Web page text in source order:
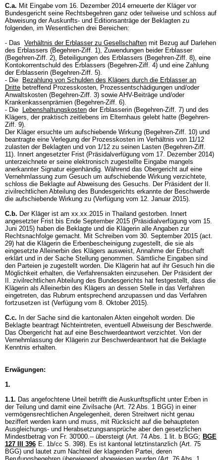
C.a. Mit Eingabe vom 16. Dezember 2014 erneuerte der Kläger vor
Bundesgericht seine Rechtsbegehren ganz oder teilweise und schloss auf
Abweisung der Auskunfts- und Editionsanträge der Beklagten zu
folgenden, im Wesentlichen drei Bereichen:
- Das Verhältnis der Erblasser zu Gesellschaften mit Bezug auf Darlehen
des Erblassers (Begehren-Ziff. 1), Zuwendungen beider Erblasser
(Begehren-Ziff. 2), Beteiligungen des Erblassers (Begehren-Ziff. 8), eine
Kontokorrentschuld des Erblassers (Begehren-Ziff. 4) und eine Zahlung
der Erblasserin (Begehren-Ziff. 5).
- Die
Bezahlung von Schulden des Klägers durch die Erblasser an
Dritte betreffend Prozesskosten, Prozessentschädigungen und/oder
Anwaltskosten (Begehren-Ziff. 3) sowie AHV-Beiträge und/oder
Krankenkassenprämien (Begehren-Ziff. 6).
- Die
Lebenshaltungskosten der Erblasserin (Begehren-Ziff. 7) und des
Klägers, der praktisch zeitlebens im Elternhaus gelebt hatte (Begehren-
Ziff. 9).
Der Kläger ersuchte um aufschiebende Wirkung (Begehren-Ziff. 10) und
beantragte eine Verlegung der Prozesskosten im Verhältnis von 11/12
zulasten der Beklagten und von 1/12 zu seinen Lasten (Begehren-Ziff.
11). Innert angesetzter Frist (Präsidalverfügung vom 17. Dezember 2014)
unterzeichnete er seine elektronisch zugestellte Eingabe mangels
anerkannter Signatur eigenhändig. Während das Obergericht auf eine
Vernehmlassung zum Gesuch um aufschiebende Wirkung verzichtete,
schloss die Beklagte auf Abweisung des Gesuchs. Der Präsident der II.
zivilrechtlichen Abteilung des Bundesgerichts erkannte der Beschwerde
die aufschiebende Wirkung zu (Verfügung vom 12. Januar 2015).
C.b. Der Kläger ist am xx.xx.2015 in Thailand gestorben. Innert
angesetzter Frist bis Ende September 2015 (Präsidialverfügung vom 15.
Juni 2015) haben die Beklagte und die Klägerin alle Angaben zur
Rechtsnachfolge gemacht. Mit Schreiben vom 30. September 2015 (act.
29) hat die Klägerin die Erbenbescheinigung zugestellt, die sie als
eingesetzte Alleinerbin des Klägers ausweist, Annahme der Erbschaft
erklärt und in der Sache Stellung genommen. Sämtliche Eingaben sind
den Parteien je zugestellt worden. Die Klägerin hat auf ihr Gesuch hin die
Möglichkeit erhalten, die Verfahrensakten einzusehen. Der Präsident der
II. zivilrechtlichen Abteilung des Bundesgerichts hat festgestellt, dass die
Klägerin als Alleinerbin des Klägers an dessen Stelle in das Verfahren
eingetreten, das Rubrum entsprechend anzupassen und das Verfahren
fortzusetzen ist (Verfügung vom 8. Oktober 2015).
C.c. In der Sache sind die kantonalen Akten eingeholt worden. Die
Beklagte beantragt Nichteintreten, eventuell Abweisung der Beschwerde.
Das Obergericht hat auf eine Beschwerdeantwort verzichtet. Von der
Vernehmlassung der Klägerin zur Beschwerdeantwort hat die Beklagte
Kenntnis erhalten.
Erwägungen:
1.
1.1. Das angefochtene Urteil betrifft die Auskunftspflicht unter Erben in
der Teilung und damit eine Zivilsache (Art. 72 Abs. 1 BGG) in einer
vermögensrechtlichen Angelegenheit, deren Streitwert nicht genau
beziffert werden kann und muss, mit Rücksicht auf die behaupteten
Ausgleichungs- und Herabsetzungsansprüche aber den gesetzlichen
Mindestbetrag von Fr. 30'000.-- übersteigt (Art. 74 Abs. 1 lit. b BGG; BGE
127 III 396 E. 1b/cc S. 398). Es ist kantonal letztinstanzlich (Art. 75
BGG) und lautet zum Nachteil der klagenden Partei, deren